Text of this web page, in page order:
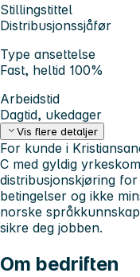
Stillingstittel
Distribusjonssjåfør
Type ansettelse
Fast, heltid 100%
Arbeidstid
Dagtid, ukedager
Vis flere detaljer
For kunde i
C med gyldig
distribusjonskjøring for
betingelser og ikke
norske
sikre deg jobben.
Om bedriften